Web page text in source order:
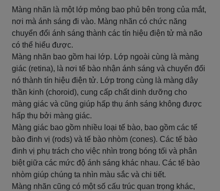
Màng nhãn là một lớp mỏng bao phủ bên trong của mắt,
nơi mà ánh sáng đi vào. Màng nhãn có chức năng
chuyển đổi ánh sáng thành các tín hiệu điện tử mà não
có thể hiểu được.
Màng nhãn bao gồm hai lớp. Lớp ngoài cùng là màng
giác (retina), là nơi tế bào nhận ánh sáng và chuyển đổi
nó thành tín hiệu điện tử. Lớp trong cùng là màng dây
thần kinh (choroid), cung cấp chất dinh dưỡng cho
màng giác và cũng giúp hấp thụ ánh sáng không được
hấp thụ bởi màng giác.
Màng giác bao gồm nhiều loại tế bào, bao gồm các tế
bào đinh vị (rods) và tế bào nhòm (cones). Các tế bào
đinh vị phụ trách cho việc nhìn trong bóng tối và phân
biệt giữa các mức độ ánh sáng khác nhau. Các tế bào
nhòm giúp chúng ta nhìn màu sắc và chi tiết.
Màng nhãn cũng có một số cấu trúc quan trọng khác,